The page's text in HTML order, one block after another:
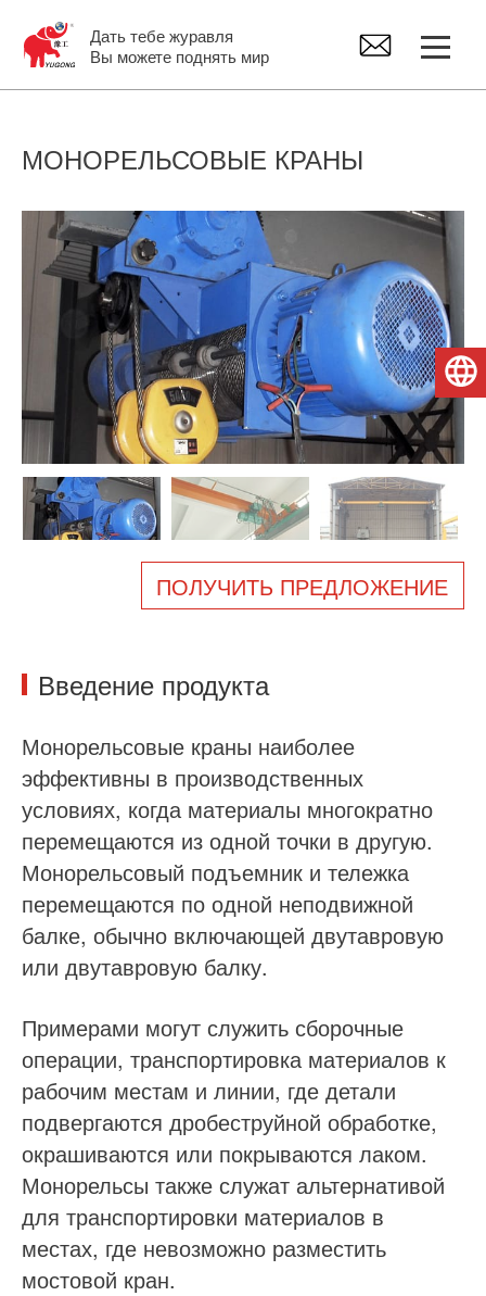
Дать тебе журавля
Вы можете поднять мир
Консольный Кран
Tельфер Электрический
Запасные части крана
О нас
Новости
Связаться с нами
МОНОРЕЛЬСОВЫЕ КРАНЫ
ПОЛУЧИТЬ ПРЕДЛОЖЕНИЕ
Введение продукта
Монорельсовые краны наиболее
эффективны в производственных
условиях, когда материалы многократно
перемещаются из одной точки в другую.
Монорельсовый подъемник и тележка
перемещаются по одной неподвижной
балке, обычно включающей двутавровую
или двутавровую балку.
Примерами могут служить сборочные
операции, транспортировка материалов к
рабочим местам и линии, где детали
подвергаются дробеструйной обработке,
окрашиваются или покрываются лаком.
Монорельсы также служат альтернативой
для транспортировки материалов в
местах, где невозможно разместить
мостовой кран.
Русский